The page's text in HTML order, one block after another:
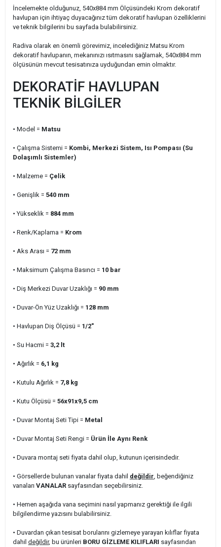
İncelemekte olduğunuz, 540x884 mm Ölçüsündeki Krom dekoratif
havlupan için ihtiyaç duyacağınız tüm dekoratif havlupan özelliklerini
ve teknik bilgilerini bu sayfada bulabilirsiniz.
Radiva olarak en önemli görevimiz, incelediğiniz Matsu Krom
dekoratif havlupanın, mekanınızı ısıtmasını sağlamak, 540x884 mm
ölçüsünün mevcut tesisatınıza uyduğundan emin olmaktır.
DEKORATİF HAVLUPAN
TEKNİK BİLGİLER
• Model = Matsu
• Çalışma Sistemi = Kombi, Merkezi Sistem, Isı Pompası (Su
Dolaşımlı Sistemler)
• Malzeme = Çelik
• Genişlik = 540 mm
• Yükseklik = 884 mm
• Renk/Kaplama = Krom
• Aks Arası = 72 mm
• Maksimum Çalışma Basıncı = 10 bar
• Diş Merkezi Duvar Uzaklığı = 90 mm
• Duvar-Ön Yüz Uzaklığı = 128 mm
• Havlupan Diş Ölçüsü = 1/2"
• Su Hacmi = 3,2 lt
• Ağırlık = 6,1 kg
• Kutulu Ağırlık = 7,8 kg
• Kutu Ölçüsü = 56x91x9,5 cm
• Duvar Montaj Seti Tipi = Metal
• Duvar Montaj Seti Rengi = Ürün İle Aynı Renk
• Duvara montaj seti fiyata dahil olup, kutunun içerisindedir.
• Görsellerde bulunan vanalar fiyata dahil değildir, beğendiğiniz
vanaları VANALAR sayfasından seçebilirsiniz.
• Hemen aşağıda vana seçimini nasıl yapmanız gerektiği ile ilgili
bilgilendirme yazısını bulabilirsiniz.
• Duvardan çıkan tesisat borularını gizlemeye yarayan kılıflar fiyata
dahil değildir, bu ürünleri BORU GİZLEME KILIFLARI sayfasından